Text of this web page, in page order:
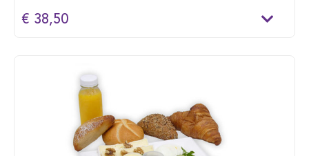
€ 38,50